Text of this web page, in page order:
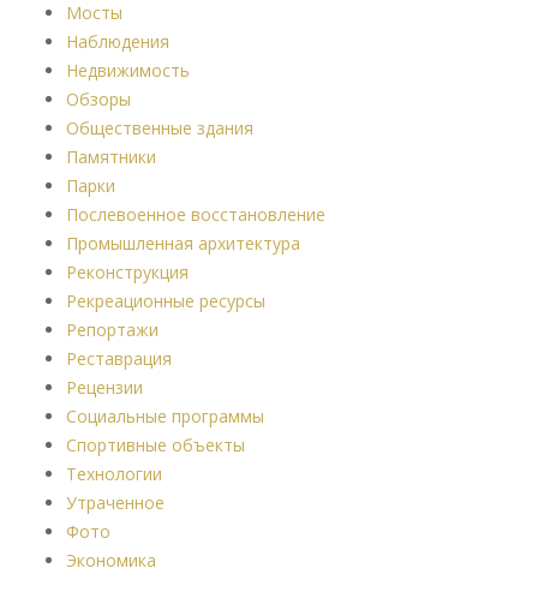
Мосты
Наблюдения
Недвижимость
Обзоры
Общественные здания
Памятники
Парки
Послевоенное восстановление
Промышленная архитектура
Реконструкция
Рекреационные ресурсы
Репортажи
Реставрация
Рецензии
Социальные программы
Спортивные объекты
Технологии
Утраченное
Фото
Экономика